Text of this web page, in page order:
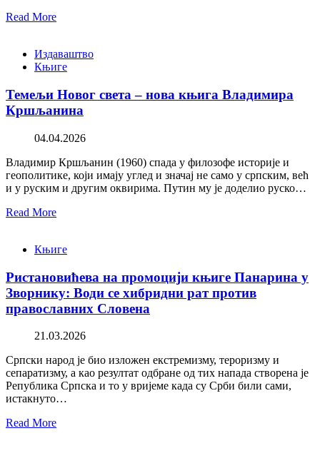
Read More
Издаваштво
Књиге
Темељи Новог света – нова књига Владимира
Кршљанина
04.04.2026
Владимир Кршљанин (1960) спада у филозофе историје и
геополитике, који имају углед и значај не само у српским, већ
и у руским и другим оквирима. Путин му је доделио руско…
Read More
Књиге
Ристановићева на промоцији књиге Панарина у
Зворнику: Води се хибридни рат против
православних Словена
21.03.2026
Српски народ је био изложен екстремизму, тероризму и
сепаратизму, а као резултат одбране од тих напада створена је
Република Српска и то у вријеме када су Срби били сами,
истакнуто…
Read More